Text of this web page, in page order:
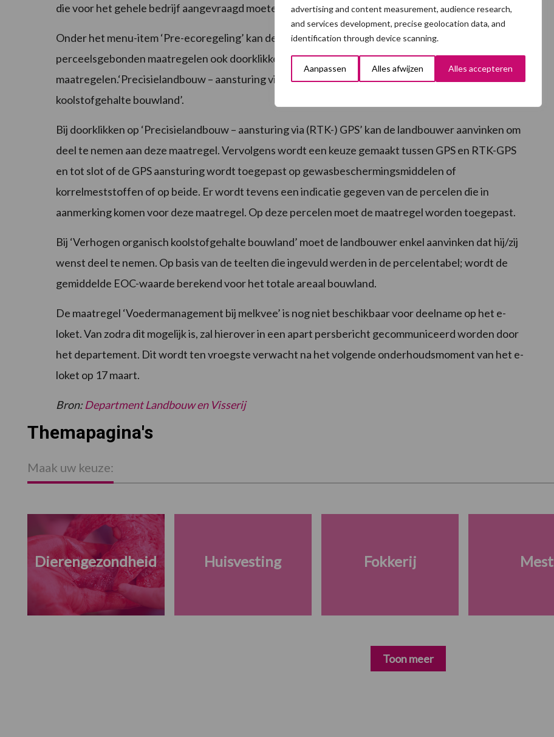
advertising and content measurement, audience research,
and services development, precise geolocation data, and
identification through device scanning.
Aanpassen Alles afwijzen Alles accepteren
die voor het gehele bedrijf aangevraagd moeten worden.
Onder het menu-item ‘Pre-ecoregeling’ kan de landbouwer naast het overzicht voor de
perceelsgebonden maatregelen ook doorklikken naar de bedrijfsgebonden
maatregelen.‘Precisielandbouw – aansturing via (RTK-) GPS’ en ‘Verhogen organisch
koolstofgehalte bouwland’.
Bij doorklikken op ‘Precisielandbouw – aansturing via (RTK-) GPS’ kan de landbouwer aanvinken om
deel te nemen aan deze maatregel. Vervolgens wordt een keuze gemaakt tussen GPS en RTK-GPS
en tot slot of de GPS aansturing wordt toegepast op gewasbeschermingsmiddelen of
korrelmeststoffen of op beide. Er wordt tevens een indicatie gegeven van de percelen die in
aanmerking komen voor deze maatregel. Op deze percelen moet de maatregel worden toegepast.
Bij ‘Verhogen organisch koolstofgehalte bouwland’ moet de landbouwer enkel aanvinken dat hij/zij
wenst deel te nemen. Op basis van de teelten die ingevuld werden in de percelentabel; wordt de
gemiddelde EOC-waarde berekend voor het totale areaal bouwland.
De maatregel ‘Voedermanagement bij melkvee’ is nog niet beschikbaar voor deelname op het e-
loket. Van zodra dit mogelijk is, zal hierover in een apart persbericht gecommuniceerd worden door
het departement. Dit wordt ten vroegste verwacht na het volgende onderhoudsmoment van het e-
loket op 17 maart.
Bron:Department Landbouw en Visserij
Themapagina's
Maak uw keuze:
Dierengezondheid Huisvesting Fokkerij Mest
Toon meer